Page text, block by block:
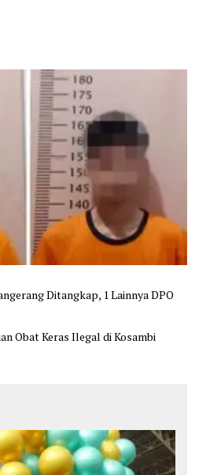
Ditangkap, 1 Lainnya DPO
Obat Keras Ilegal di Kosambi